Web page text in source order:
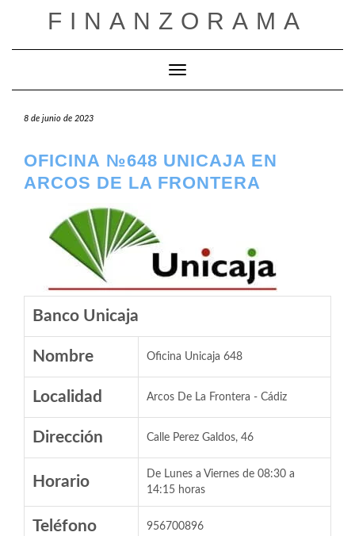
FINANZORAMA
Cambiar modo de navegación
8 de junio de 2023
OFICINA №648 UNICAJA EN
ARCOS DE LA FRONTERA
Banco Unicaja
Nombre Oficina Unicaja 648
Localidad Arcos De La Frontera - Cádiz
Dirección Calle Perez Galdos, 46
Horario
De Lunes a Viernes de 08:30 a
14:15 horas
Teléfono 956700896